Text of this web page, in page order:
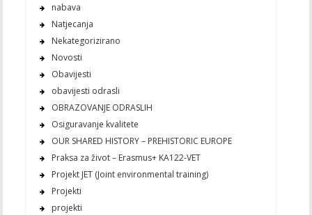
nabava
Natjecanja
Nekategorizirano
Novosti
Obavijesti
obavijesti odrasli
OBRAZOVANJE ODRASLIH
Osiguravanje kvalitete
OUR SHARED HISTORY – PREHISTORIC EUROPE
Praksa za život – Erasmus+ KA122-VET
Projekt JET (Joint environmental training)
Projekti
projekti